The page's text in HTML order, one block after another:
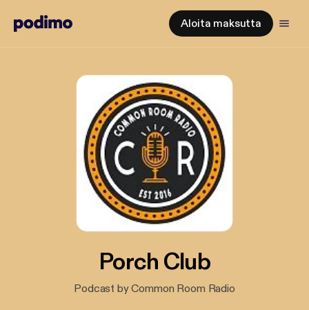
Aloita maksutta
Porch Club
Podcast by Common Room Radio